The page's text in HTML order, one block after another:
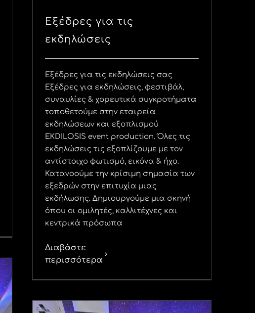
Εξέδρες για τις
εκδηλώσεις
Εξέδρες για τις εκδηλώσεις σας
Εξέδρες για εκδηλώσεις, φεστιβάλ,
συναυλίες & χορευτικά συγκροτήματα
τοποθετούμε στην εταιρεία
εκδηλώσεων και εξοπλισμού
EKDILOSIS event production. Όλες τις
εκδηλώσεις τις εξοπλίζουμε με τον
αντίστοιχο φωτισμό, εικόνα & ήχο.
Κατανοούμε την κρίσιμη σημασία των
εξεδρών στην επιτυχία μιας
εκδήλωσης. Δημιουργούμε μια σκηνή
όπου οι ομιλητές, καλλιτέχνες και
κεντρικά πρόσωπα
Διαβάστε
περισσότερα